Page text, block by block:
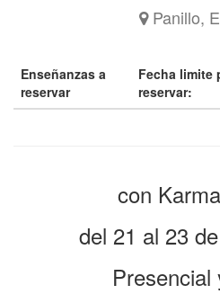
Panillo,
Enseñanzas a
reservar
Fecha limite
reservar:
con
del 21 al 23
Presencial